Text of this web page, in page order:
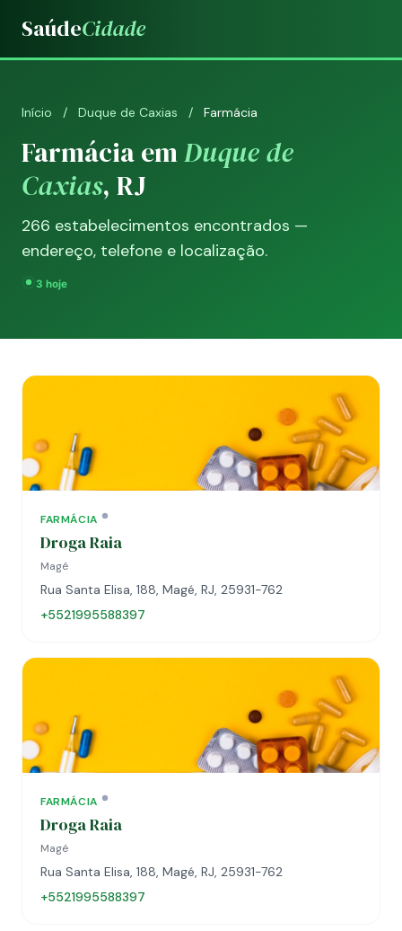
SaúdeCidade
Início / Duque de Caxias / Farmácia
Farmácia emDuque de
Caxias, RJ
266 estabelecimentos encontrados —
endereço, telefone e localização.
FARMÁCIA
Droga Raia
Magé
Rua Santa Elisa, 188, Magé, RJ, 25931-762
+5521995588397
FARMÁCIA
Droga Raia
Magé
Rua Santa Elisa, 188, Magé, RJ, 25931-762
+5521995588397